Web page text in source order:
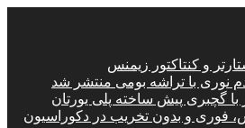
و کنتاکتور زیمنس
نوری با تراشه بومی منتشر شد
با گچبری پیش ساخته پلی یورتان
فوری و بدون تخریب در دکوراسیون